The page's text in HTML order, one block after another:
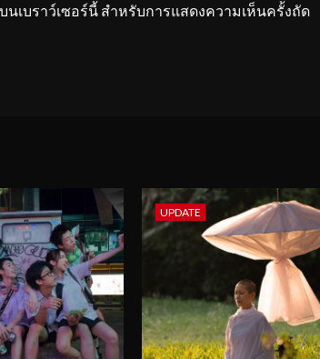
เบราว์เซอร์นี้ สำหรับการแสดงความเห็นครั้งถัด
UPDATE